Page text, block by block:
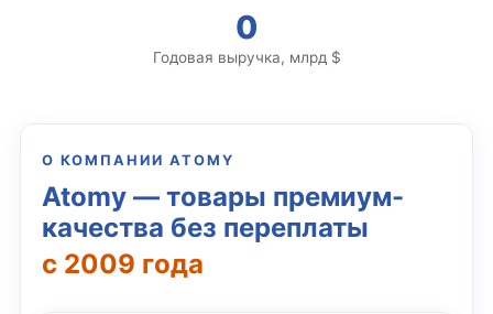
0
Годовая выручка, млрд $
О КОМПАНИИ ATOMY
Atomy — товары премиум-
качества без переплаты
с 2009 года